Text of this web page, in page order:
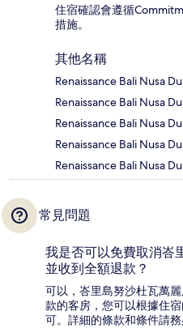
住宿確認會遵循
措施。
其他名稱
Renaissance Bali Nusa
Renaissance Bali Nusa
Renaissance Bali Nusa
Renaissance Bali Nusa
Renaissance Bali Nusa
常見問題
我是否可以免費取消峇
並收到全額退款？
可以，峇里島努沙杜瓦萬
款的客房，您可以根據住
可。詳細的條款和條件請務